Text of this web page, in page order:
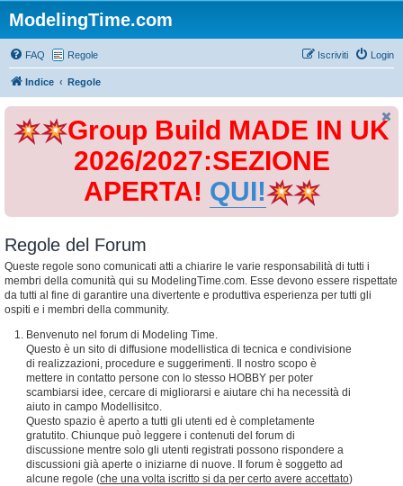
ModelingTime.com
FAQ Regole Login
Iscriviti
Indice Regole
Group Build MADE IN UK
2026/2027:SEZIONE
APERTA! QUI!
Regole del Forum
Queste regole sono comunicati atti a chiarire le varie responsabilità di tutti i
membri della comunità qui su ModelingTime.com. Esse devono essere rispettate
da tutti al fine di garantire una divertente e produttiva esperienza per tutti gli
ospiti e i membri della community.
Benvenuto nel forum di Modeling Time.
Questo è un sito di diffusione modellistica di tecnica e condivisione
di realizzazioni, procedure e suggerimenti. Il nostro scopo è
mettere in contatto persone con lo stesso HOBBY per poter
scambiarsi idee, cercare di migliorarsi e aiutare chi ha necessità di
aiuto in campo Modellisitco.
Questo spazio è aperto a tutti gli utenti ed è completamente
gratutito. Chiunque può leggere i contenuti del forum di
discussione mentre solo gli utenti registrati possono rispondere a
discussioni già aperte o iniziarne di nuove. Il forum è soggetto ad
alcune regole (che una volta iscritto si da per certo avere accettato)